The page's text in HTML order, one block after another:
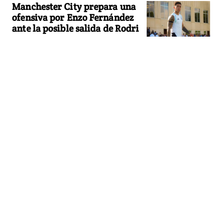
Manchester City prepara una
ofensiva por Enzo Fernández
ante la posible salida de Rodri